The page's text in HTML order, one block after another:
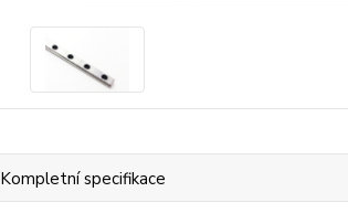
Kompletní specifikace